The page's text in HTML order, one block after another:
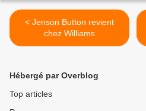
< Jenson Button revient
chez Williams
Hébergé par Overblog
Top articles